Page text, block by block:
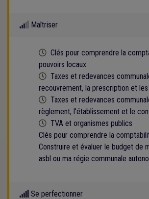
Maîtriser
Cette formation est
Clés pour comprendre la
pouvoirs locaux
Cette formation est
Taxes et redevances
recouvrement, la prescription et
Cette formation est
Taxes et redevances
règlement, l'établissement et le
Cette formation est programmée
TVA et organismes publics
Clés pour comprendre la
Construire et évaluer le budget de
asbl ou ma régie communale
Se perfectionner